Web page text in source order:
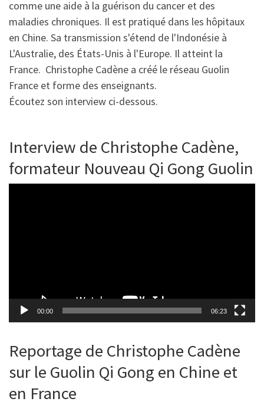
comme une aide à la guérison du cancer et des
maladies chroniques. Il est pratiqué dans les hôpitaux
en Chine. Sa transmission s'étend de l'Indonésie à
L'Australie, des États-Unis à l'Europe. Il atteint la
France. Christophe Cadène a créé le réseau Guolin
France et forme des enseignants.
Écoutez son interview ci-dessous.
Interview de Christophe Cadène,
formateur Nouveau Qi Gong Guolin
00:00 06:23
Reportage de Christophe Cadène
sur le Guolin Qi Gong en Chine et
en France